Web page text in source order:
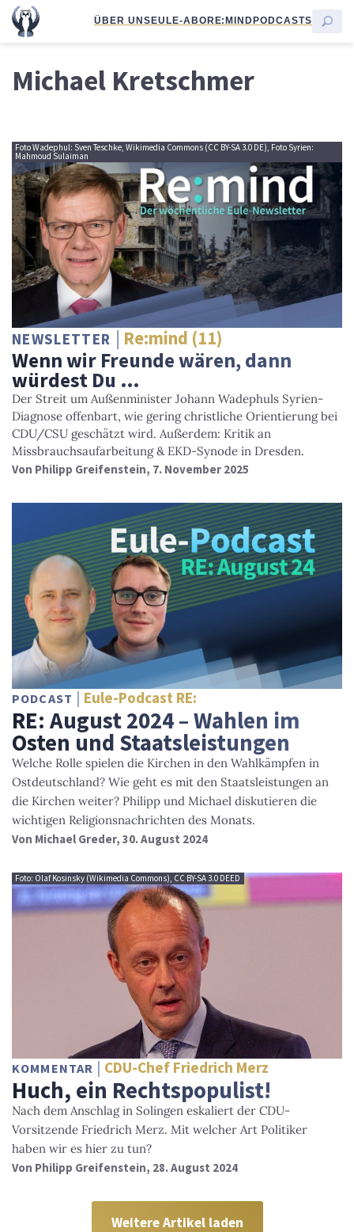
ÜBER UNSEULE-ABORE:MINDPODCASTS
Michael Kretschmer
Foto Wadephul: Sven Teschke, Wikimedia Commons (CC BY-SA 3.0 DE), Foto Syrien:
Mahmoud Sulaiman
NEWSLETTER Re:mind (11)
Wenn wir Freunde wären, dann
würdest Du …
Der Streit um Außenminister Johann Wadephuls Syrien-
Diagnose offenbart, wie gering christliche Orientierung bei
CDU/CSU geschätzt wird. Außerdem: Kritik an
Missbrauchsaufarbeitung & EKD-Synode in Dresden.
Von Philipp Greifenstein, 7. November 2025
PODCAST Eule-Podcast RE:
RE: August 2024 – Wahlen im
Osten und Staatsleistungen
Welche Rolle spielen die Kirchen in den Wahlkämpfen in
Ostdeutschland? Wie geht es mit den Staatsleistungen an
die Kirchen weiter? Philipp und Michael diskutieren die
wichtigen Religionsnachrichten des Monats.
Von Michael Greder, 30. August 2024
Foto: Olaf Kosinsky (Wikimedia Commons), CC BY-SA 3.0 DEED
KOMMENTAR CDU-Chef Friedrich Merz
Huch, ein Rechtspopulist!
Nach dem Anschlag in Solingen eskaliert der CDU-
Vorsitzende Friedrich Merz. Mit welcher Art Politiker
haben wir es hier zu tun?
Von Philipp Greifenstein, 28. August 2024
Weitere Artikel laden